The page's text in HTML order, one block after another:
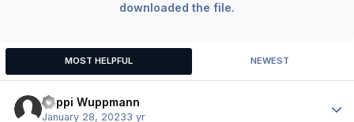
downloaded the file.
MOST HELPFUL NEWEST
Juppi Wuppmann
January 28, 20233 yr